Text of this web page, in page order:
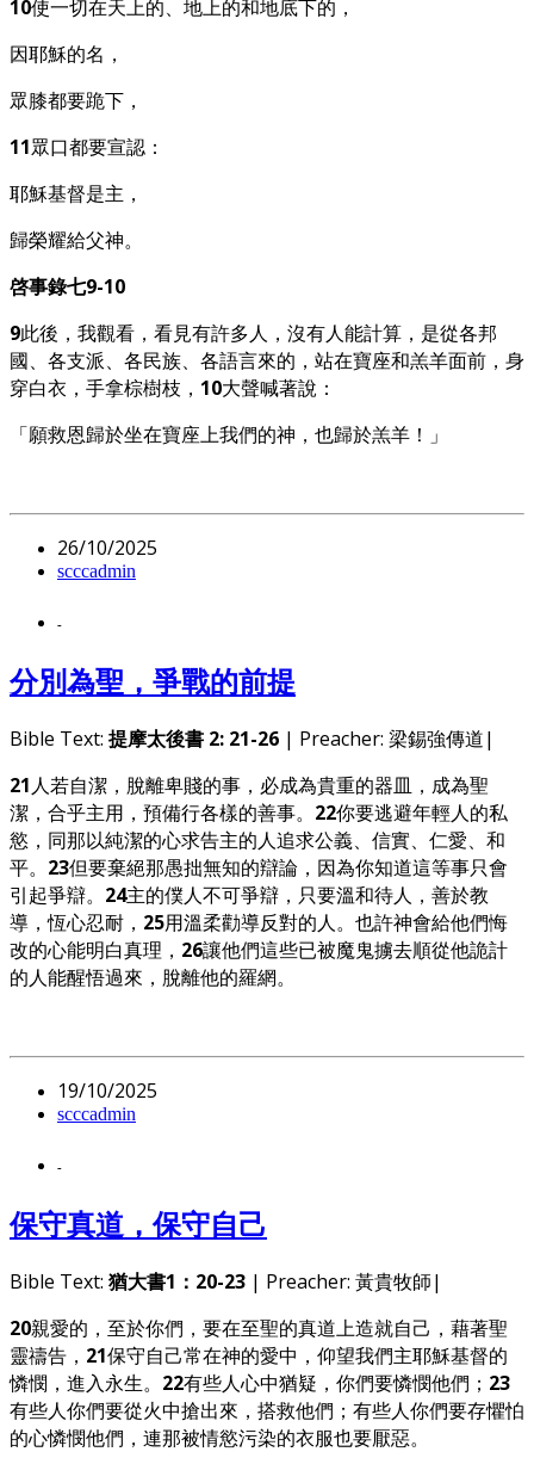
10使一切在天上的、地上的和地底下的，
因耶穌的名，
眾膝都要跪下，
11眾口都要宣認：
耶穌基督是主，
歸榮耀給父神。
啓事錄七9-10
9此後，我觀看，看見有許多人，沒有人能計算，是從各邦
國、各支派、各民族、各語言來的，站在寶座和羔羊面前，身
穿白衣，手拿棕樹枝， 10大聲喊著說：
「願救恩歸於坐在寶座上我們的神，也歸於羔羊！」
26/10/2025
scccadmin
-
分別為聖，爭戰的前提
Bible Text: 提摩太後書 2: 21-26 | Preacher: 梁錫強傳道|
21人若自潔，脫離卑賤的事，必成為貴重的器皿，成為聖
潔，合乎主用，預備行各樣的善事。 22你要逃避年輕人的私
慾，同那以純潔的心求告主的人追求公義、信實、仁愛、和
平。 23但要棄絕那愚拙無知的辯論，因為你知道這等事只會
引起爭辯。 24主的僕人不可爭辯，只要溫和待人，善於教
導，恆心忍耐， 25用溫柔勸導反對的人。也許神會給他們悔
改的心能明白真理， 26讓他們這些已被魔鬼擄去順從他詭計
的人能醒悟過來，脫離他的羅網。
19/10/2025
scccadmin
-
保守真道，保守自己
Bible Text: 猶大書1：20-23 | Preacher: 黃貴牧師|
20親愛的，至於你們，要在至聖的真道上造就自己，藉著聖
靈禱告， 21保守自己常在神的愛中，仰望我們主耶穌基督的
憐憫，進入永生。 22有些人心中猶疑，你們要憐憫他們； 23
有些人你們要從火中搶出來，搭救他們；有些人你們要存懼怕
的心憐憫他們，連那被情慾污染的衣服也要厭惡。